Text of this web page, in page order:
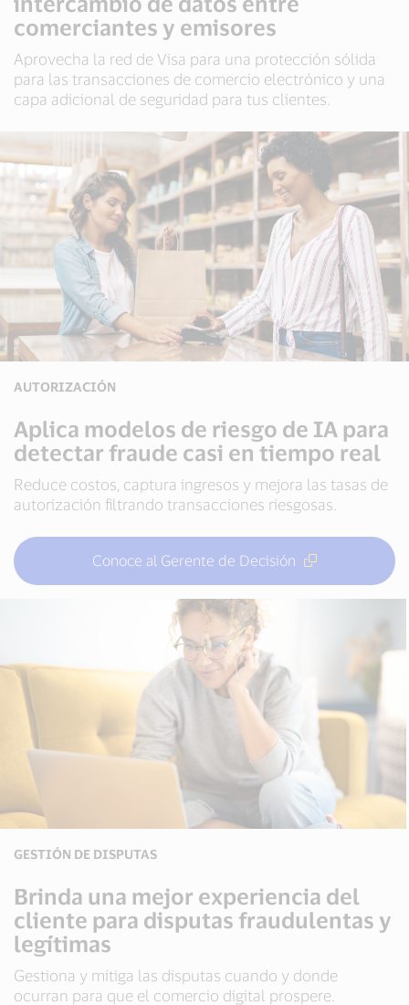
comerciantes y emisores
Aprovecha la red de Visa para una protección sólida
para las transacciones de comercio electrónico y una
capa adicional de seguridad para tus clientes.
AUTORIZACIÓN
Aplica modelos de riesgo de IA para
detectar fraude casi en tiempo real
Reduce costos, captura ingresos y mejora las tasas de
autorización filtrando transacciones riesgosas.
Conoce al Gerente de Decisión
GESTIÓN DE DISPUTAS
Brinda una mejor experiencia del
cliente para disputas fraudulentas y
legítimas
Gestiona y mitiga las disputas cuando y donde
ocurran para que el comercio digital prospere.